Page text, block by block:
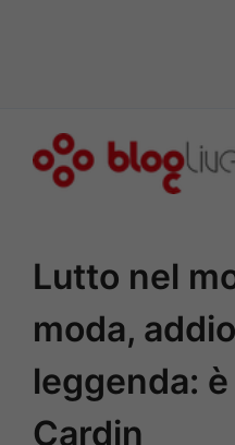
Lutto nel
moda,
leggenda:
Cardin